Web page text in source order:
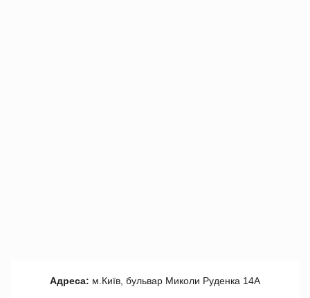
Адреса: м.Київ, бульвар Миколи Руденка 14А